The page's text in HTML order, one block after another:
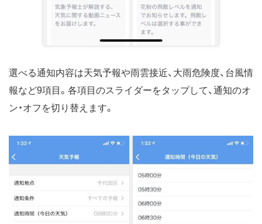
選べる通知内容は天気予報や雨雲接近、大雨危険度、台風情
報など9項目。各項目のスライダーをタップして、通知のオ
ン・オフを切り替えます。